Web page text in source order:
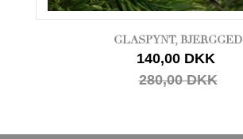
GLASPYNT, BJERGGED
140,00 DKK
280,00 DKK